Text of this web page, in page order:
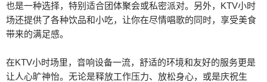
也是一种选择，特别适合团体聚会或私密派对。另外，KTV小时
场还提供了各种饮品和小吃，让你在尽情唱歌的同时，享受美食
带来的满足感。
在KTV小时场里，音响设备一流，舒适的环境和友好的服务更是
让人心旷神怡。无论是释放工作压力、放松身心，或是庆祝生